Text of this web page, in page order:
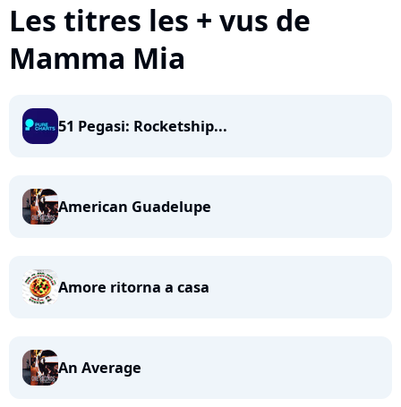
Les titres les + vus de
Mamma Mia
51 Pegasi: Rocketship...
American Guadelupe
Amore ritorna a casa
An Average